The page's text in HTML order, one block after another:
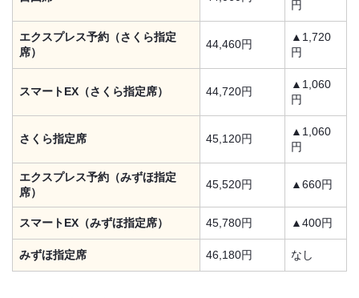
円
エクスプレス予約（さくら指定
席）
44,460円
▲1,720
円
スマートEX（さくら指定席） 44,720円
▲1,060
円
さくら指定席 45,120円
▲1,060
円
エクスプレス予約（みずほ指定
席）
45,520円 ▲660円
スマートEX（みずほ指定席） 45,780円 ▲400円
みずほ指定席 46,180円 なし